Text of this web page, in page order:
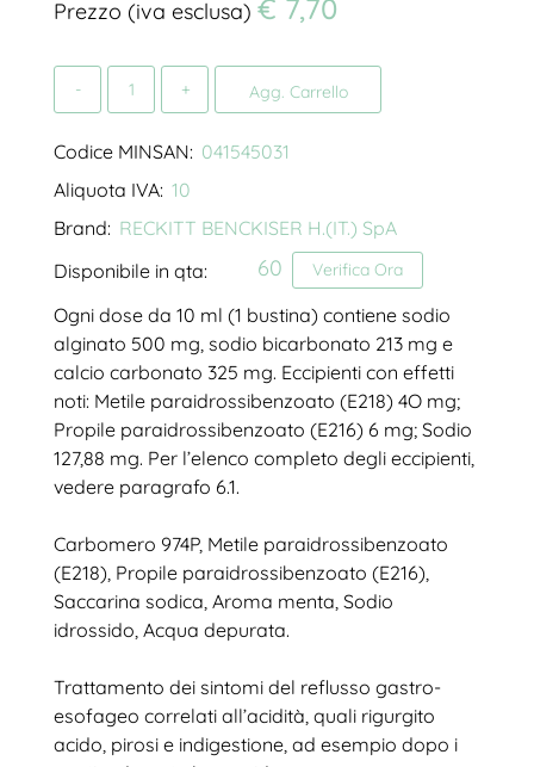
Prezzo (iva esclusa) € 7,70
Agg. Carrello
Codice MINSAN: 041545031
Aliquota IVA: 10
Brand: RECKITT BENCKISER H.(IT.) SpA
Disponibile in qta:
Verifica Ora
60
Ogni dose da 10 ml (1 bustina) contiene sodio
alginato 500 mg, sodio bicarbonato 213 mg e
calcio carbonato 325 mg. Eccipienti con effetti
noti: Metile paraidrossibenzoato (E218) 4O mg;
Propile paraidrossibenzoato (E216) 6 mg; Sodio
127,88 mg. Per l’elenco completo degli eccipienti,
vedere paragrafo 6.1.
Carbomero 974P, Metile paraidrossibenzoato
(E218), Propile paraidrossibenzoato (E216),
Saccarina sodica, Aroma menta, Sodio
idrossido, Acqua depurata.
Trattamento dei sintomi del reflusso gastro-
esofageo correlati all’acidità, quali rigurgito
acido, pirosi e indigestione, ad esempio dopo i